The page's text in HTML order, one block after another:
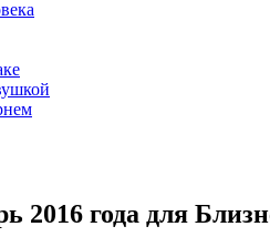
2016 года для